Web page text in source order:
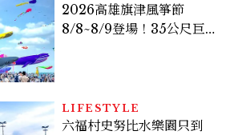
2026高雄旗津風箏節
8/8~8/9登場！35公尺巨大
LIFESTYLE
六福村史努比水樂園只到